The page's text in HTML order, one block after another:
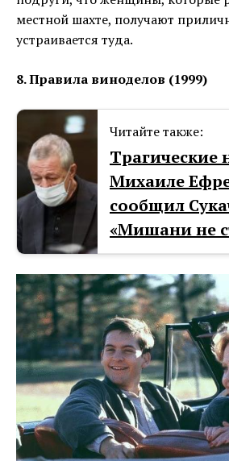
местной шахте, получают
устраивается туда.
8. Правила виноделов (1999)
Читайте также:
Тpaгические
Mиxaиле
сообщил
«Mишани не